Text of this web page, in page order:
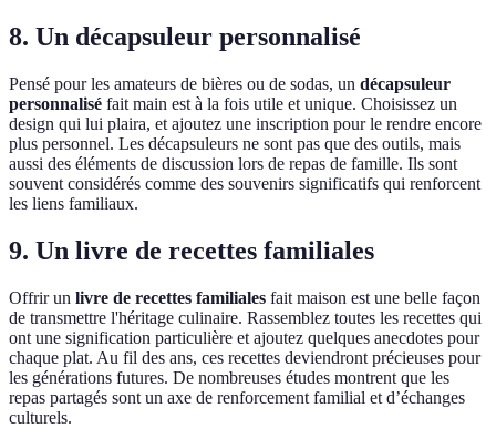
8. Un décapsuleur personnalisé
Pensé pour les amateurs de bières ou de sodas, un décapsuleur
personnalisé fait main est à la fois utile et unique. Choisissez un
design qui lui plaira, et ajoutez une inscription pour le rendre encore
plus personnel. Les décapsuleurs ne sont pas que des outils, mais
aussi des éléments de discussion lors de repas de famille. Ils sont
souvent considérés comme des souvenirs significatifs qui renforcent
les liens familiaux.
9. Un livre de recettes familiales
Offrir un livre de recettes familiales fait maison est une belle façon
de transmettre l'héritage culinaire. Rassemblez toutes les recettes qui
ont une signification particulière et ajoutez quelques anecdotes pour
chaque plat. Au fil des ans, ces recettes deviendront précieuses pour
les générations futures. De nombreuses études montrent que les
repas partagés sont un axe de renforcement familial et d’échanges
culturels.